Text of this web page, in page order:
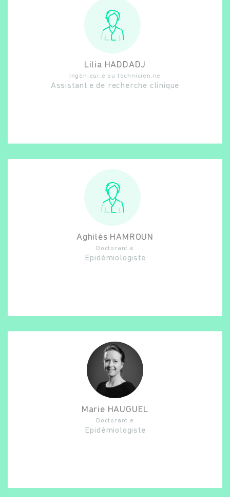
Lilia HADDADJ
Ingénieur.e ou technicien.ne
Assistant.e de recherche clinique
Aghilès HAMROUN
Doctorant.e
Epidémiologiste
Marie HAUGUEL
Doctorant.e
Epidémiologiste